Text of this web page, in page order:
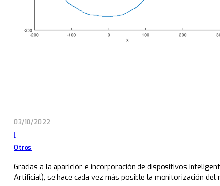
03/10/2022
|
Otros
Gracias a la aparición e incorporación de dispositivos
Artificial), se hace cada vez más posible la monitorización